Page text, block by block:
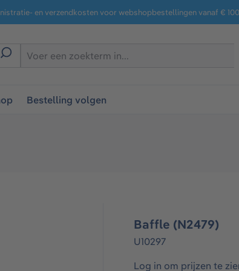
en verzendkosten voor webshopbestellingen vanaf €
Bestelling volgen
Baffle (N2479)
U10297
Log in om prijzen te